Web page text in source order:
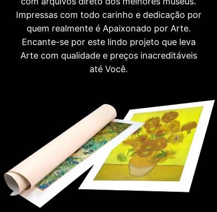
Impressas com todo carinho e dedicação por
quem realmente é Apaixonado por Arte.
Encante-se por este lindo projeto que leva
Arte com qualidade e preços inacreditáveis
até Você.